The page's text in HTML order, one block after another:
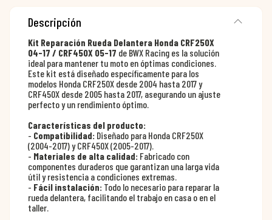
Descripción
Kit Reparación Rueda Delantera Honda CRF250X
04-17 / CRF450X 05-17 de BWX Racing es la solución
ideal para mantener tu moto en óptimas condiciones.
Este kit está diseñado específicamente para los
modelos Honda CRF250X desde 2004 hasta 2017 y
CRF450X desde 2005 hasta 2017, asegurando un ajuste
perfecto y un rendimiento óptimo.
Características del producto:
- Compatibilidad: Diseñado para Honda CRF250X
(2004-2017) y CRF450X (2005-2017).
- Materiales de alta calidad: Fabricado con
componentes duraderos que garantizan una larga vida
útil y resistencia a condiciones extremas.
- Fácil instalación: Todo lo necesario para reparar la
rueda delantera, facilitando el trabajo en casa o en el
taller.